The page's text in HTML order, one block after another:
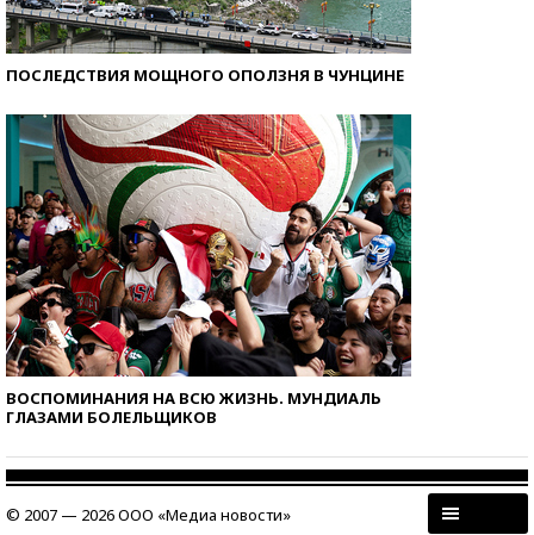
ПОСЛЕДСТВИЯ МОЩНОГО ОПОЛЗНЯ В ЧУНЦИНЕ
ВОСПОМИНАНИЯ НА ВСЮ ЖИЗНЬ. МУНДИАЛЬ
ГЛАЗАМИ БОЛЕЛЬЩИКОВ
© 2007 — 2026 ООО «Медиа новости»